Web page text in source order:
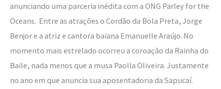
anunciando uma parceria inédita com a ONG Parley for the
Oceans. Entre as atrações o Cordão da Bola Preta, Jorge
Benjor e a atriz e cantora baiana Emanuelle Araújo. No
momento mais estrelado ocorreu a coroação da Rainha do
Baile, nada menos que a musa Paolla Oliveira. Justamente
no ano em que anuncia sua aposentadoria da Sapucaí.